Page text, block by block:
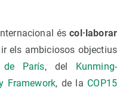
éscol·laborar
els ambiciosos objectius
de París, del
Kunming-
Framework, de la COP15